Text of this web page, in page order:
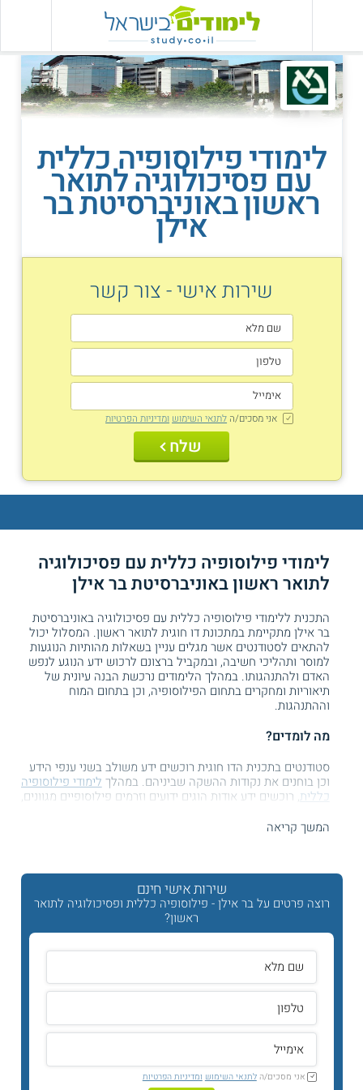
לימודי פילוסופיה כללית
עם פסיכולוגיה לתואר
ראשון באוניברסיטת בר
אילן
שירות אישי - צור קשר
אני מסכים/ה לתנאי השימוש ומדיניות הפרטיות
שלח
לימודי פילוסופיה כללית עם פסיכולוגיה
לתואר ראשון באוניברסיטת בר אילן
התכנית ללימודי פילוסופיה כללית עם פסיכולוגיה באוניברסיטת
בר אילן מתקיימת במתכונת דו חוגית לתואר ראשון. המסלול יכול
להתאים לסטודנטים אשר מגלים עניין בשאלות מהותיות הנוגעות
למוסר ותהליכי חשיבה, ובמקביל ברצונם לרכוש ידע הנוגע לנפש
האדם ולהתנהגותו. במהלך הלימודים נרכשת הבנה עיונית של
תיאוריות ומחקרים בתחום הפילוסופיה, וכן בתחום המוח
וההתנהגות.
מה לומדים?
סטודנטים בתכנית הדו חוגית רוכשים ידע משולב בשני ענפי הידע
וכן בוחנים את נקודות ההשקה שביניהם. במהלך לימודי פילוסופיה
כללית, רוכשים ידע אודות הוגים ידועים וזרמים פילוסופיים מגוונים,
מוסר, חשיבה, הכרה ועוד. הסטודנטים מפתחים מיומנויות כתיבה
שבהם מתנסים בכתיבת חיבורים פילוסופיים ובהתמודדות עם מגוון
טקסטים מכוננים בענף.
לימודי הפסיכולוגיה, רוכשים הסטודנטים ידע בסיסי
בתחומי הפסיכולוגיה השונים, מתוך מטרה להכין אותם לתארים
התפתחותיים, וקוגניטיביים של התנהגות האדם ומתמקדת
בתיאוריות מוכרות בענף. הסטודנטים לוקחים חלק במעבדות מחקר
שבהן נחשפים לתהליכים פרקטיים רלוונטיים.
סטודנטים המעוניינים בכך יכולים לשלב את לימודיהם עם תכנית
לתעודת הוראה במקצועות מדעי החברה. תעודת ההוראה פותחת
אפשרויות תעסוקה נוספות בפני הבוגרים, כמורים למקצועות מדעי
החברה השונים בחינוך העל יסודי.
המשך קריאה
שירות אישי חינם
רוצה פרטים על בר אילן - פילוסופיה כללית ופסיכולוגיה לתואר
ראשון?
אני מסכים/הלתנאי השימוש ומדיניות הפרטיות